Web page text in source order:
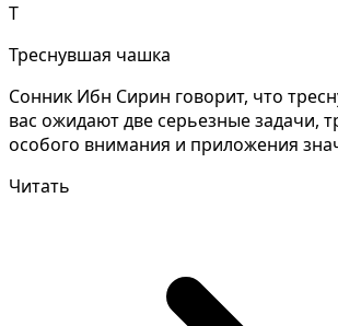
Т
Треснувшая чашка
Сонник Ибн Сирин говорит, что
вас ожидают две серьезные задачи,
особого внимания и приложения
Читать